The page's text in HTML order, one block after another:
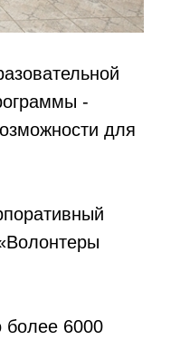
-
для
более 6000